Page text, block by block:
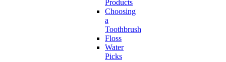
Products
Choosing
a
Toothbrush
Floss
Water
Picks